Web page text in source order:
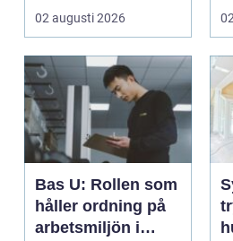
vardagen, ett s...
02 augusti 2026
Bas U: Rollen som
håller ordning på
arbetsmiljön i